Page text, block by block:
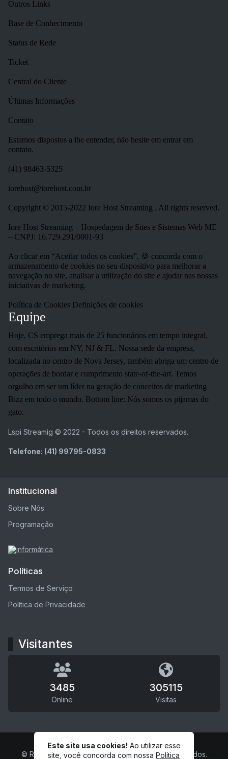
Outros Links
Base de Conhecimento
Status de Rede
Ticket
Central do Cliente
Últimas Informações
Contato
Estamos dispostos a lhe entender, não hesite em entrar em
contato.
(41) 98463-5325
iorehost@iorehost.com.br
Copyright © 2015-2022 Iore Host Streaming . All rights reserved.
Iore Host Streaming – Hospedagem de Sites e Sistemas Web ME
– CNPJ: 16.729.291/0001-93
Ao clicar em “Aceitar todos os cookies”, 🍪 concorda com o
armazenamento de cookies no seu dispositivo para melhorar a
navegação no site, analisar a utilização do site e ajudar nas nossas
iniciativas de marketing.
Política de Cookies Definições de cookies
Equipe
Hoje, CS emprega mais de 25 funcionários em tempo integral,
com escritórios em NY, NJ & FL. Nossa sede da empresa,
localizada no centro de Nova Jersey, também abriga um centro de
operações de bordar e cumprimento state-of-the-art. Temos
orgulho em ser um líder na geração de conceitos de marketing
Bizz em todo o mundo. Bottom line: Nós somos os pijamas do
gato.
Lspi Streamig © 2022 - Todos os direitos reservados.
Telefone: (41) 99795-0833
Institucional
Sobre Nós
Programação
Políticas
Termos de Serviço
Política de Privacidade
Visitantes
3485
Online
305115
Visitas
© Radio Tv Caiçara Fm - Todos os direitos reservados.
Este site usa cookies! Ao utilizar esse
site, você concorda com nossaPolítica